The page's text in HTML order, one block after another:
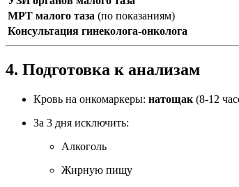
МРТ малого таза (по показаниям)
Консультация гинеколога-онколога
4. Подготовка к анализам
Кровь на онкомаркеры: натощак (8-12
За 3 дня исключить:
Алкоголь
Жирную пищу